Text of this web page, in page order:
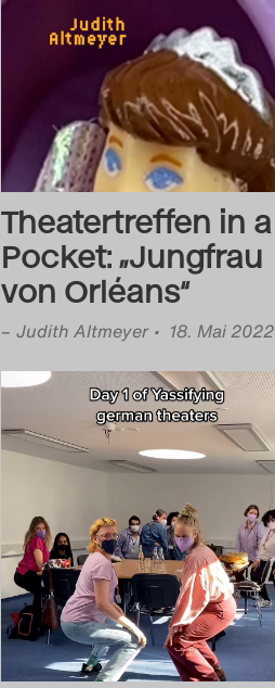
Theatertreffen in a
Pocket: „Jungfrau
von Orléans“
– Judith Altmeyer • 18. Mai 2022